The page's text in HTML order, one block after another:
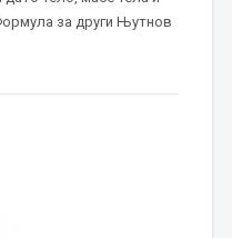
за други Њутнов